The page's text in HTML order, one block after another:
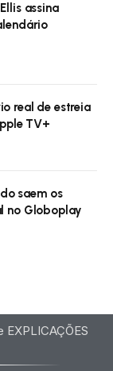
assina
real de estreia
TV+
saem os
no Globoplay
EXPLICAÇÕES